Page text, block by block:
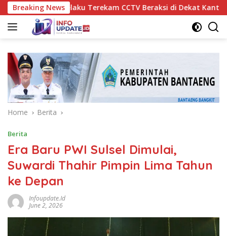
Skip
to
content
Breaking News
Pelaku Terekam CCTV Beraksi di Dekat Kantor Desa
Home Berita
Berita
Era Baru PWI Sulsel Dimulai,
Suwardi Thahir Pimpin Lima Tahun
ke Depan
Infoupdate.id
June 2, 2026